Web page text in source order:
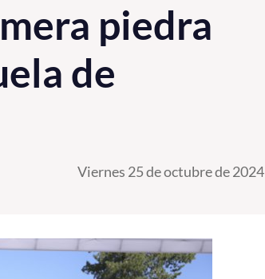
piedra
de
Viernes 25 de octubre de 2024